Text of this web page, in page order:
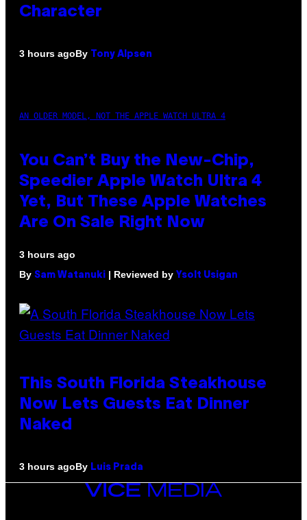
Character
3 hours agoBy Tony Alpsen
AN OLDER MODEL, NOT THE APPLE WATCH ULTRA 4
You Can’t Buy the New-Chip,
Speedier Apple Watch Ultra 4
Yet, But These Apple Watches
Are On Sale Right Now
3 hours ago
By Sam Watanuki | Reviewed by Ysolt Usigan
This South Florida Steakhouse
Now Lets Guests Eat Dinner
Naked
3 hours agoBy Luis Prada
VICE
MEDIA